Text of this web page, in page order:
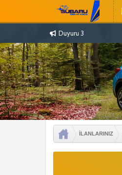
Duyuru 3
İLANLARINIZ